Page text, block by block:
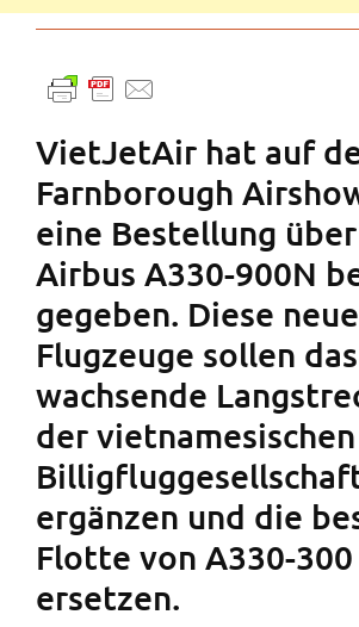
VietJetAir hat auf
Farnborough
eine Bestellung
Airbus A330-900N
gegeben. Diese
Flugzeuge sollen das
wachsende
der vietnamesischen
ergänzen und die
Flotte von A330-300
ersetzen.